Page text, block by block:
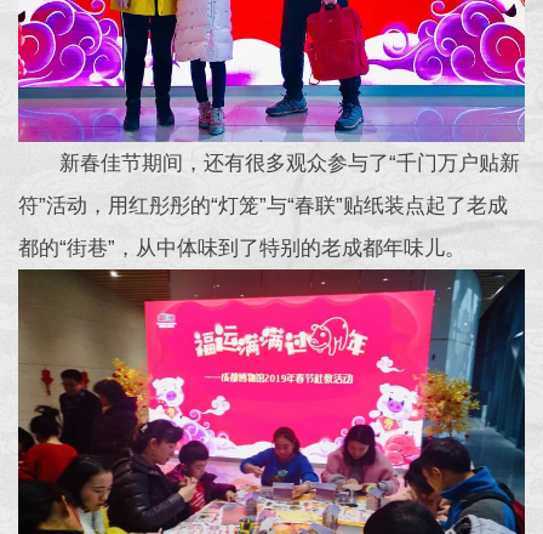
新春佳节期间，还有很多观众参与了“千门万户贴新
符”活动，用红彤彤的“灯笼”与“春联”贴纸装点起了老成
都的“街巷”，从中体味到了特别的老成都年味儿。